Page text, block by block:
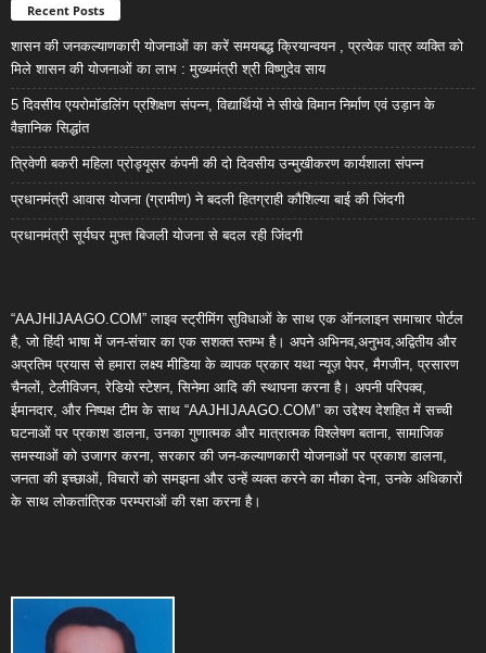
Recent Posts
शासन की जनकल्याणकारी योजनाओं का करें समयबद्ध क्रियान्वयन , प्रत्येक पात्र व्यक्ति को
मिले शासन की योजनाओं का लाभ : मुख्यमंत्री श्री विष्णुदेव साय
5 दिवसीय एयरोमॉडलिंग प्रशिक्षण संपन्न, विद्यार्थियों ने सीखे विमान निर्माण एवं उड़ान के
वैज्ञानिक सिद्धांत
त्रिवेणी बकरी महिला प्रोड्यूसर कंपनी की दो दिवसीय उन्मुखीकरण कार्यशाला संपन्न
प्रधानमंत्री आवास योजना (ग्रामीण) ने बदली हितग्राही कौशिल्या बाई की जिंदगी
प्रधानमंत्री सूर्यघर मुफ्त बिजली योजना से बदल रही जिंदगी
“AAJHIJAAGO.COM” लाइव स्ट्रीमिंग सुविधाओं के साथ एक ऑनलाइन समाचार पोर्टल
है, जो हिंदी भाषा में जन-संचार का एक सशक्त स्तम्भ है। अपने अभिनव,अनुभव,अद्वितीय और
अप्रतिम प्रयास से हमारा लक्ष्य मीडिया के व्यापक प्रकार यथा न्यूज़ पेपर, मैगजीन, प्रसारण
चैनलों, टेलीविजन, रेडियो स्टेशन, सिनेमा आदि की स्थापना करना है। अपनी परिपक्व,
ईमानदार, और निष्पक्ष टीम के साथ “AAJHIJAAGO.COM” का उद्देश्य देशहित में सच्ची
घटनाओं पर प्रकाश डालना, उनका गुणात्मक और मात्रात्मक विश्लेषण बताना, सामाजिक
समस्याओं को उजागर करना, सरकार की जन-कल्याणकारी योजनाओं पर प्रकाश डालना,
जनता की इच्छाओं, विचारों को समझना और उन्हें व्यक्त करने का मौका देना, उनके अधिकारों
के साथ लोकतांत्रिक परम्पराओं की रक्षा करना है।